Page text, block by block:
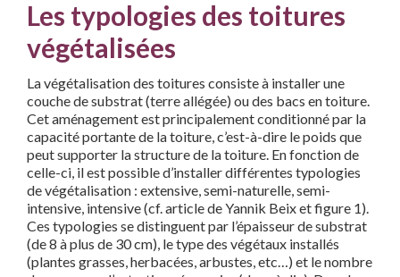
Les typologies des toitures
végétalisées
La végétalisation des toitures consiste à installer une
couche de substrat (terre allégée) ou des bacs en toiture.
Cet aménagement est principalement conditionné par la
capacité portante de la toiture, c’est-à-dire le poids que
peut supporter la structure de la toiture. En fonction de
celle-ci, il est possible d’installer différentes typologies
de végétalisation : extensive, semi-naturelle, semi-
intensive, intensive (cf. article de Yannik Beix et figure 1).
Ces typologies se distinguent par l’épaisseur de substrat
(de 8 à plus de 30 cm), le type des végétaux installés
(plantes grasses, herbacées, arbustes, etc…) et le nombre